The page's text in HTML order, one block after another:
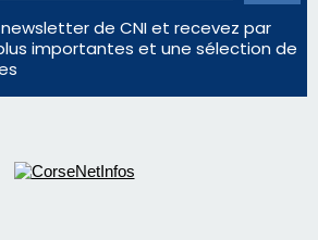
de CNI et recevez par
importantes et une sélection de